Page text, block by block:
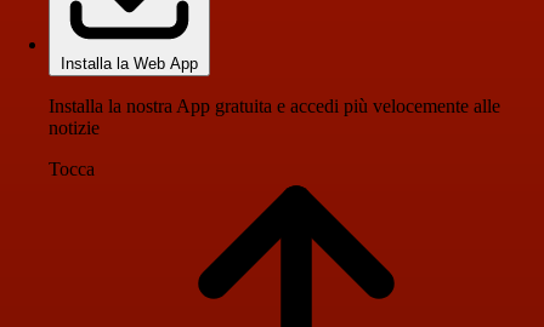
Installa la Web App
Installa la nostra App gratuita e accedi più velocemente alle
notizie
Tocca